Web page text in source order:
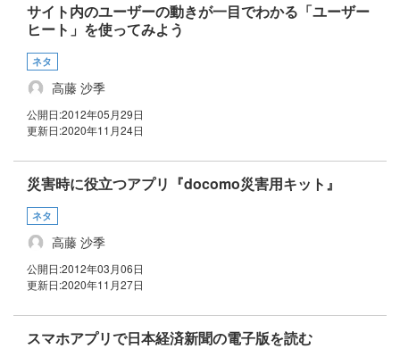
サイト内のユーザーの動きが一目でわかる「ユーザー
ヒート」を使ってみよう
ネタ
高藤 沙季
公開日:2012年05月29日
更新日:2020年11月24日
災害時に役立つアプリ『docomo災害用キット』
ネタ
高藤 沙季
公開日:2012年03月06日
更新日:2020年11月27日
スマホアプリで日本経済新聞の電子版を読む